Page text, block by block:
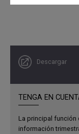
Descargar
TENGA EN
La principal
información